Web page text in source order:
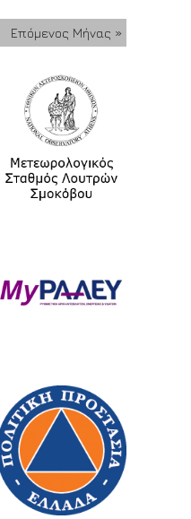
Επόμενος Μήνας »